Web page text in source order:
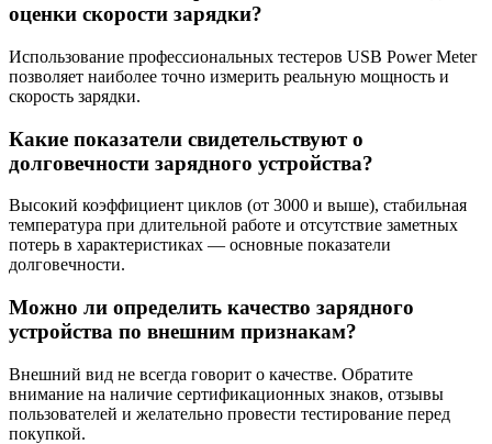
оценки скорости зарядки?
Использование профессиональных тестеров USB Power Meter
позволяет наиболее точно измерить реальную мощность и
скорость зарядки.
Какие показатели свидетельствуют о
долговечности зарядного устройства?
Высокий коэффициент циклов (от 3000 и выше), стабильная
температура при длительной работе и отсутствие заметных
потерь в характеристиках — основные показатели
долговечности.
Можно ли определить качество зарядного
устройства по внешним признакам?
Внешний вид не всегда говорит о качестве. Обратите
внимание на наличие сертификационных знаков, отзывы
пользователей и желательно провести тестирование перед
покупкой.